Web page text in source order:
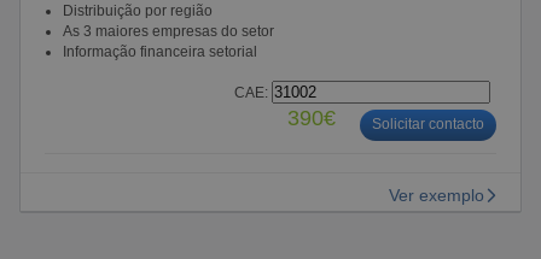
Distribuição por região
As 3 maiores empresas do setor
Informação financeira setorial
CAE:
390€ Solicitar contacto
Ver exemplo